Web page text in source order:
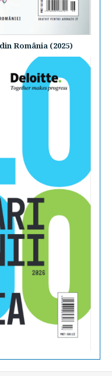
România (2025)